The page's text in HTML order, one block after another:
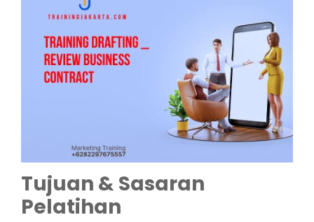
Tujuan & Sasaran
Pelatihan